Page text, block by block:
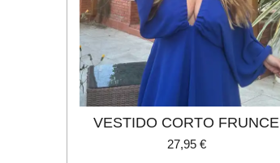
VESTIDO CORTO FRUNCE
27,95 €